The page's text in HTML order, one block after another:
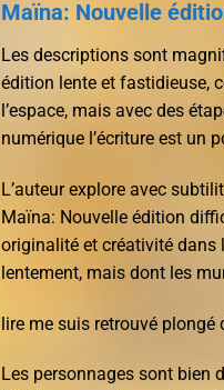
Maïna: Nouvelle
Les descriptions sont
édition lente et fastidieuse,
l’espace, mais avec des
numérique l’écriture est un
L’auteur explore avec
Maïna: Nouvelle édition
originalité et créativité dans
lentement, mais dont les
lire me suis retrouvé
Les personnages sont bien